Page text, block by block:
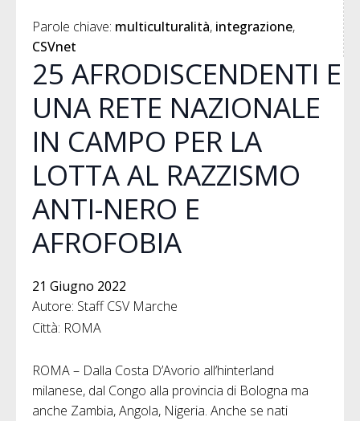
Parole chiave: multiculturalità integrazione
CSVnet
25 AFRODISCENDENTI E
UNA RETE NAZIONALE
IN CAMPO PER LA
LOTTA AL RAZZISMO
ANTI-NERO E
AFROFOBIA
21 Giugno 2022
Autore: Staff CSV Marche
Città: ROMA
ROMA – Dalla Costa D’Avorio all’hinterland
milanese, dal Congo alla provincia di Bologna ma
anche Zambia, Angola, Nigeria. Anche se nati